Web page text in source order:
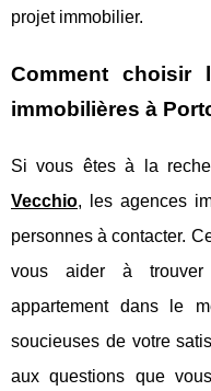
projet immobilier.
Comment choisir
immobilières à
Si vous êtes à la
Vecchio, les agences
personnes à contacter.
vous aider à
appartement dans le
soucieuses de votre
aux questions que